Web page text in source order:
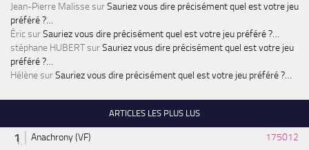
Jean-Pierre MalissesurSauriez vous dire précisément quel est votre jeu
préféré ?…
ÉricsurSauriez vous dire précisément quel est votre jeu préféré ?…
stéphane HUBERTsurSauriez vous dire précisément quel est votre jeu
préféré ?…
HélènesurSauriez vous dire précisément quel est votre jeu préféré ?…
ARTICLES LES PLUS LUS
Anachrony (VF)
175012